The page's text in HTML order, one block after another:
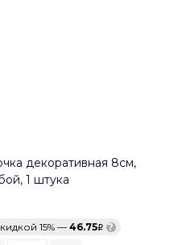
декоративная 8см,
1 штука
15% — 46.75 ?